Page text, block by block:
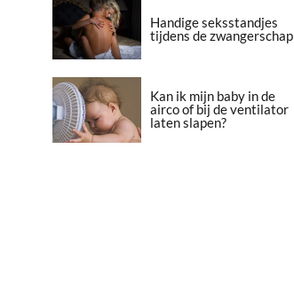
Handige seksstandjes
tijdens de zwangerschap
Kan ik mijn baby in de
airco of bij de ventilator
laten slapen?